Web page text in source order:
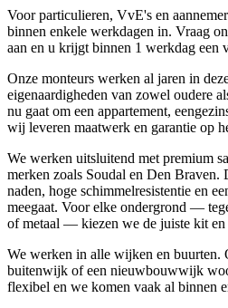
Voor particulieren, VvE's en
binnen enkele werkdagen in. Vraag
aan en u krijgt binnen 1 werkdag een
Onze monteurs werken al jaren in
eigenaardigheden van zowel oudere
nu gaat om een appartement,
wij leveren maatwerk en garantie op
We werken uitsluitend met premium
merken zoals Soudal en Den
naden, hoge schimmelresistentie en
meegaat. Voor elke ondergrond —
of metaal — kiezen we de juiste kit en
We werken in alle wijken en buurten.
buitenwijk of een nieuwbouwwijk
flexibel en we komen vaak al binnen